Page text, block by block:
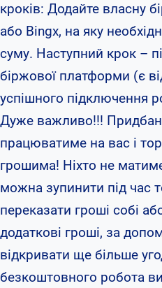
кроків: Додайте власну
або Bingx, на яку
суму. Наступний крок –
біржової платформи (є
успішного підключення
Дуже важливо!!!
працюватиме на вас і
грошима! Ніхто не
можна зупинити під час
переказати гроші собі
додаткові гроші, за
відкривати ще більше
безкоштовного робота